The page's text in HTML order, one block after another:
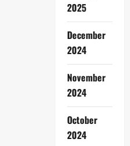
2025
December
2024
November
2024
October
2024